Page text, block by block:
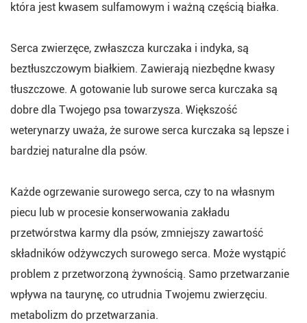
która jest kwasem sulfamowym i ważną częścią białka.
Serca zwierzęce, zwłaszcza kurczaka i indyka, są
beztłuszczowym białkiem. Zawierają niezbędne kwasy
tłuszczowe. A gotowanie lub surowe serca kurczaka są
dobre dla Twojego psa towarzysza. Większość
weterynarzy uważa, że surowe serca kurczaka są lepsze i
bardziej naturalne dla psów.
Każde ogrzewanie surowego serca, czy to na własnym
piecu lub w procesie konserwowania zakładu
przetwórstwa karmy dla psów, zmniejszy zawartość
składników odżywczych surowego serca. Może wystąpić
problem z przetworzoną żywnością. Samo przetwarzanie
wpływa na taurynę, co utrudnia Twojemu zwierzęciu.
metabolizm do przetwarzania.